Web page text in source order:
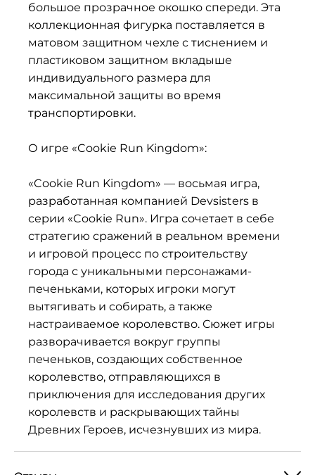
большое прозрачное окошко спереди. Эта
коллекционная фигурка поставляется в
матовом защитном чехле с тиснением и
пластиковом защитном вкладыше
индивидуального размера для
максимальной защиты во время
транспортировки.
О игре «Cookie Run Kingdom»:
«Cookie Run Kingdom» — восьмая игра,
разработанная компанией Devsisters в
серии «Cookie Run». Игра сочетает в себе
стратегию сражений в реальном времени
и игровой процесс по строительству
города с уникальными персонажами-
печеньками, которых игроки могут
вытягивать и собирать, а также
настраиваемое королевство. Сюжет игры
разворачивается вокруг группы
печеньков, создающих собственное
королевство, отправляющихся в
приключения для исследования других
королевств и раскрывающих тайны
Древних Героев, исчезнувших из мира.